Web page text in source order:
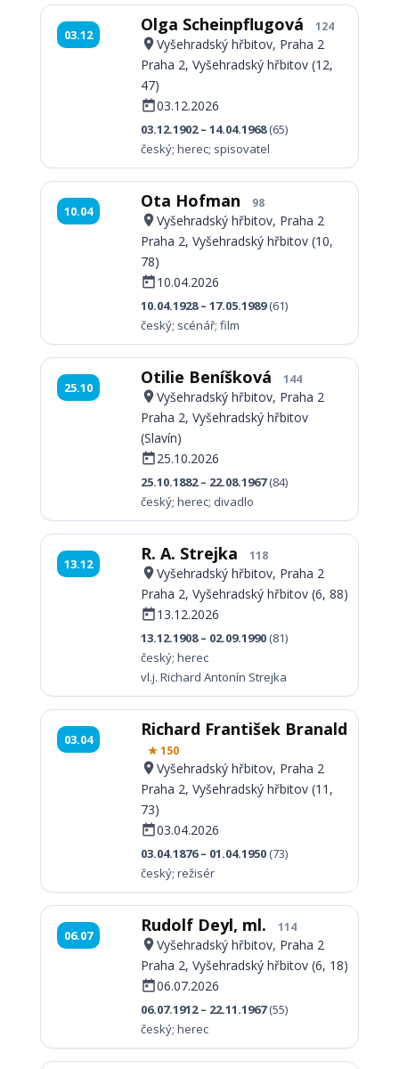
03.12 Olga Scheinpflugová 124
Vyšehradský hřbitov, Praha 2
Praha 2, Vyšehradský hřbitov (12,
47)
03.12.2026
03.12.1902 – 14.04.1968(65)
český; herec; spisovatel
10.04 Ota Hofman 98
Vyšehradský hřbitov, Praha 2
Praha 2, Vyšehradský hřbitov (10,
78)
10.04.2026
10.04.1928 – 17.05.1989(61)
český; scénář; film
25.10 Otilie Beníšková 144
Vyšehradský hřbitov, Praha 2
Praha 2, Vyšehradský hřbitov
(Slavín)
25.10.2026
25.10.1882 – 22.08.1967(84)
český; herec; divadlo
13.12 R. A. Strejka 118
Vyšehradský hřbitov, Praha 2
Praha 2, Vyšehradský hřbitov (6, 88)
13.12.2026
13.12.1908 – 02.09.1990 (81)
český; herec
vl.j. Richard Antonín Strejka
03.04 Richard František Branald
★ 150
Vyšehradský hřbitov, Praha 2
Praha 2, Vyšehradský hřbitov (11,
73)
03.04.2026
03.04.1876 – 01.04.1950 (73)
český; režisér
06.07 Rudolf Deyl, ml. 114
Vyšehradský hřbitov, Praha 2
Praha 2, Vyšehradský hřbitov (6, 18)
06.07.2026
06.07.1912 – 22.11.1967(55)
český; herec